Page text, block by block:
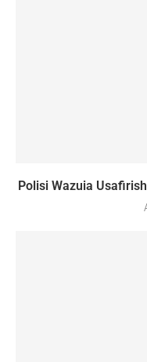
Polisi Wazuia